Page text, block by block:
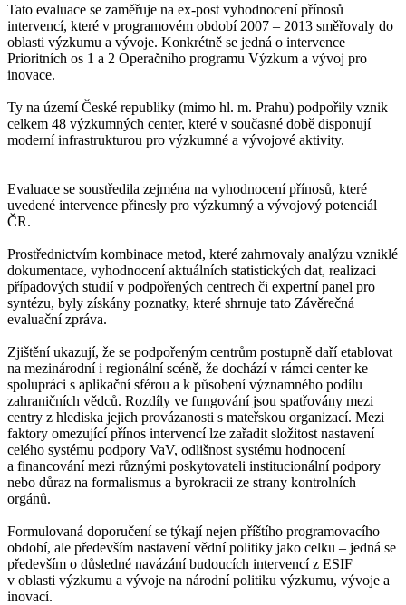
Tato evaluace se zaměřuje na ex-post vyhodnocení přínosů
intervencí, které v programovém období 2007 – 2013 směřovaly do
oblasti výzkumu a vývoje. Konkrétně se jedná o intervence
Prioritních os 1 a 2 Operačního programu Výzkum a vývoj pro
inovace.
​Ty na území České republiky (mimo hl. m. Prahu) podpořily vznik
celkem 48 výzkumných center, které v současné době disponují
moderní infrastrukturou pro výzkumné a vývojové aktivity.
Evaluace se soustředila zejména na vyhodnocení přínosů, které
uvedené intervence přinesly pro výzkumný a vývojový potenciál
ČR.
Prostřednictvím kombinace metod, které zahrnovaly analýzu vzniklé
dokumentace, vyhodnocení aktuálních statistických dat, realizaci
případových studií v podpořených centrech či expertní panel pro
syntézu, byly získány poznatky, které shrnuje tato Závěrečná
evaluační zpráva.
Zjištění ukazují, že se podpořeným centrům postupně daří etablovat
na mezinárodní i regionální scéně, že dochází v rámci center ke
spolupráci s aplikační sférou a k působení významného podílu
zahraničních vědců. Rozdíly ve fungování jsou spatřovány mezi
centry z hlediska jejich provázanosti s mateřskou organizací. Mezi
faktory omezující přínos intervencí lze zařadit složitost nastavení
celého systému podpory VaV, odlišnost systému hodnocení
a financování mezi různými poskytovateli institucionální podpory
nebo důraz na formalismus a byrokracii ze strany kontrolních
orgánů.
Formulovaná doporučení se týkají nejen příštího programovacího
období, ale především nastavení vědní politiky jako celku – jedná se
především o důsledné navázání budoucích intervencí z ESIF
v oblasti výzkumu a vývoje na národní politiku výzkumu, vývoje a
inovací.